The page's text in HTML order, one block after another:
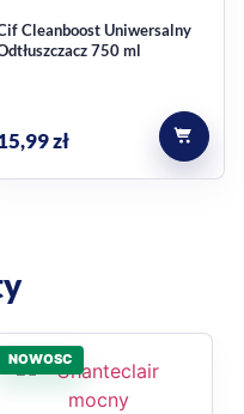
Cleanboost Uniwersalny
750 ml
zł
NOWOSC